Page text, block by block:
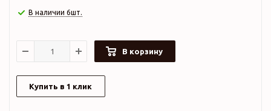
В наличии 6шт.
В корзину
Купить в 1 клик